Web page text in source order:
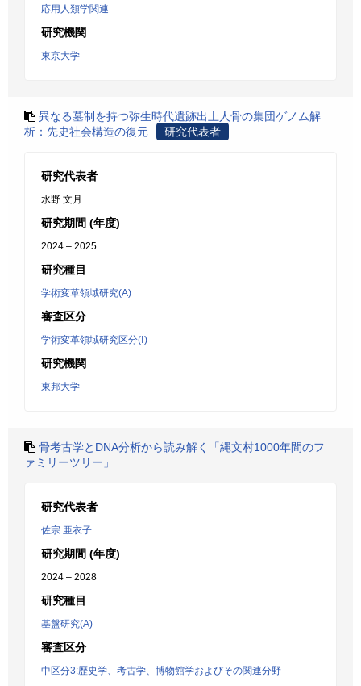
応用人類学関連
研究機関
東京大学
異なる墓制を持つ弥生時代遺跡出土人骨の集団ゲノム解
析：先史社会構造の復元
研究代表者
研究代表者
水野 文月
研究期間 (年度)
2024 – 2025
研究種目
学術変革領域研究(A)
審査区分
学術変革領域研究区分(Ⅰ)
研究機関
東邦大学
骨考古学とDNA分析から読み解く「縄文村1000年間のフ
ァミリーツリー」
研究代表者
佐宗 亜衣子
研究期間 (年度)
2024 – 2028
研究種目
基盤研究(A)
審査区分
中区分3:歴史学、考古学、博物館学およびその関連分野